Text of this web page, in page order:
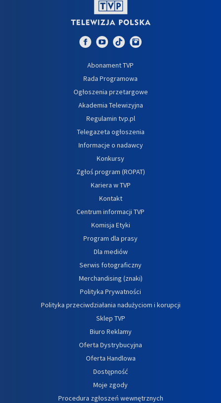
Abonament TVP
Rada Programowa
Ogłoszenia przetargowe
Akademia Telewizyjna
Regulamin tvp.pl
Telegazeta ogłoszenia
Informacje o nadawcy
Konkursy
Zgłoś program (ROPAT)
Kariera w TVP
Kontakt
Centrum informacji TVP
Komisja Etyki
Program dla prasy
Dla mediów
Serwis fotograficzny
Merchandising (znaki)
Polityka Prywatności
Polityka przeciwdziałania nadużyciom i korupcji
Sklep TVP
Biuro Reklamy
Oferta Dystrybucyjna
Oferta Handlowa
Dostępność
Moje zgody
Procedura zgłoszeń wewnętrznych